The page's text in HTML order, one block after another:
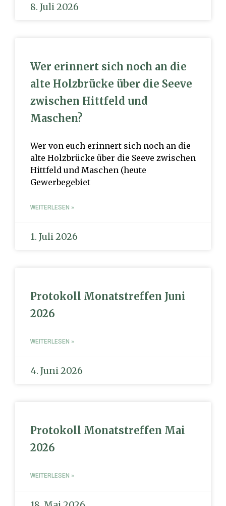
8. Juli 2026
Wer erinnert sich noch an die
alte Holzbrücke über die Seeve
zwischen Hittfeld und
Maschen?
Wer von euch erinnert sich noch an die
alte Holzbrücke über die Seeve zwischen
Hittfeld und Maschen (heute
Gewerbegebiet
WEITERLESEN »
1. Juli 2026
Protokoll Monatstreffen Juni
2026
WEITERLESEN »
4. Juni 2026
Protokoll Monatstreffen Mai
2026
WEITERLESEN »